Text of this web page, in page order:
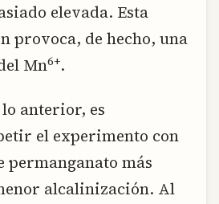
elevada. Esta
provoca, de hecho, una
Mn6+.
anterior, es
el experimento con
permanganato más
alcalinización. Al